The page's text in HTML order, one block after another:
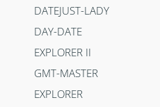
DATEJUST-LADY
DAY-DATE
EXPLORER II
GMT-MASTER
EXPLORER